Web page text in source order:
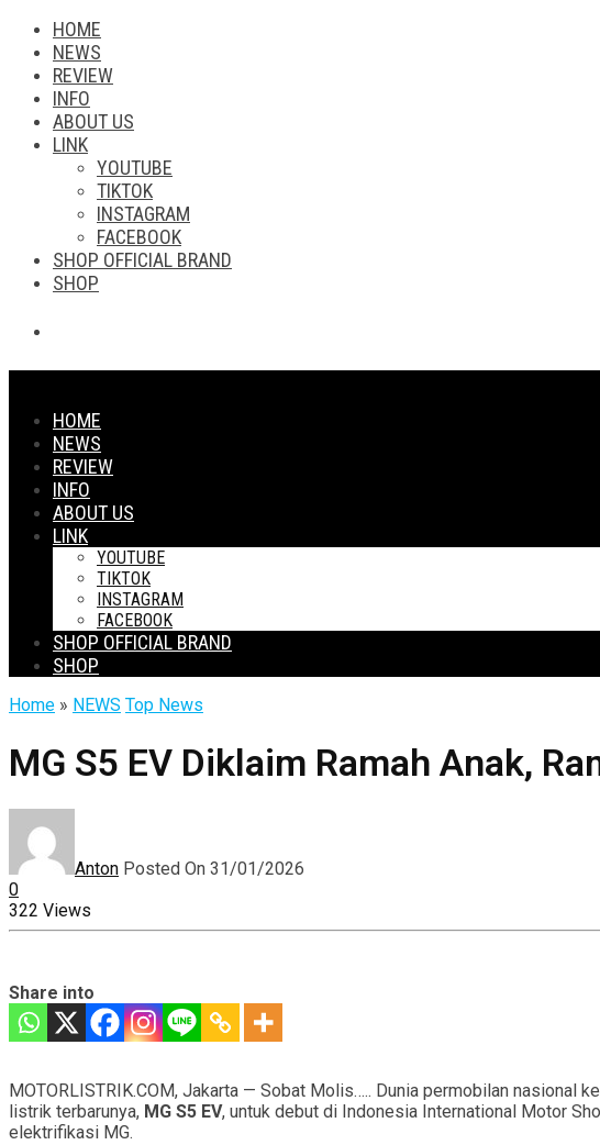
HOME
NEWS
REVIEW
INFO
ABOUT US
LINK
YOUTUBE
TIKTOK
INSTAGRAM
FACEBOOK
SHOP OFFICIAL BRAND
SHOP
HOME
NEWS
REVIEW
INFO
ABOUT US
LINK
YOUTUBE
TIKTOK
INSTAGRAM
FACEBOOK
SHOP OFFICIAL BRAND
SHOP
Home » NEWS Top News
MG S5 EV Diklaim Ramah Anak,
Anton Posted On 31/01/2026
0
322 Views
Share into
MOTORLISTRIK.COM, Jakarta — Sobat Molis….. Dunia permobilan nasional
listrik terbarunya, MG S5 EV, untuk debut di Indonesia International Motor
elektrifikasi MG.